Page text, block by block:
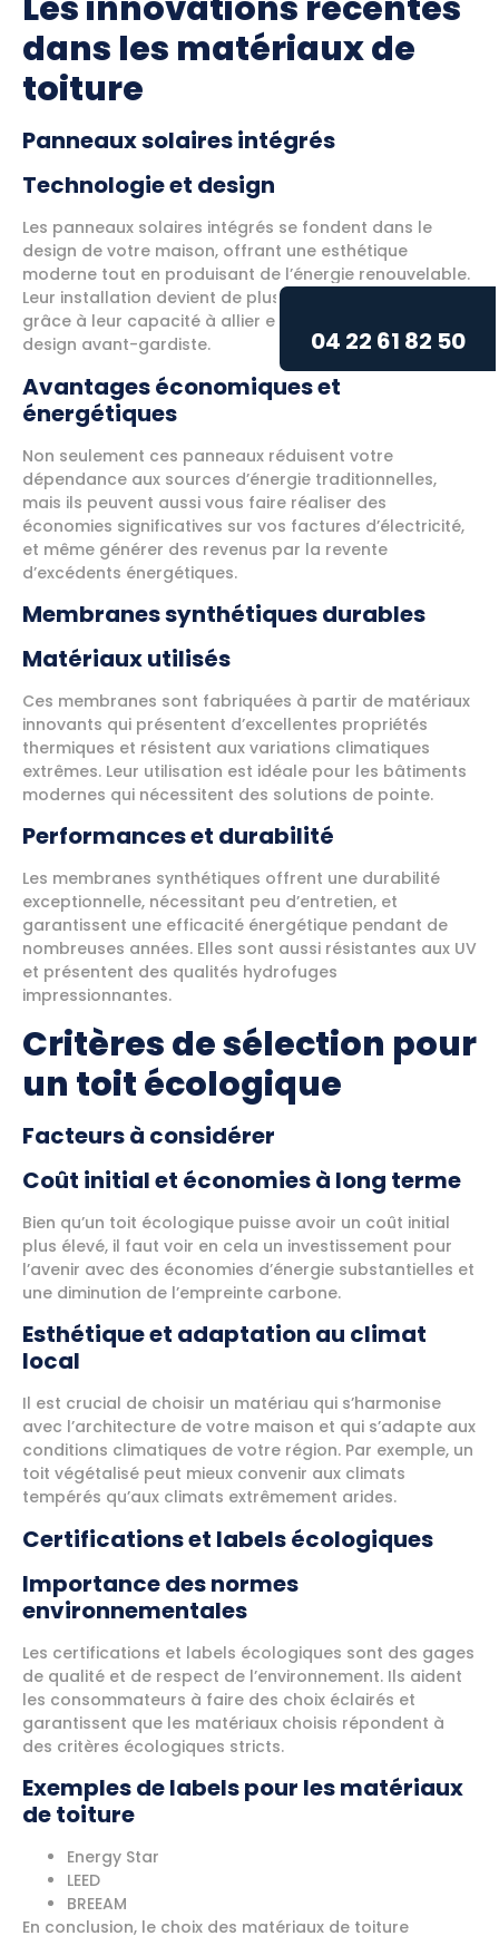
dans les matériaux de
toiture
Panneaux solaires intégrés
Technologie et design
Les panneaux solaires intégrés se fondent dans le
design de votre maison, offrant une esthétique
moderne tout en produisant de l’énergie renouvelable.
Leur installation devient de plus en plus commune
grâce à leur capacité à allier efficacité énergétique et
design avant-gardiste.
Avantages économiques et
énergétiques
Non seulement ces panneaux réduisent votre
dépendance aux sources d’énergie traditionnelles,
mais ils peuvent aussi vous faire réaliser des
économies significatives sur vos factures d’électricité,
et même générer des revenus par la revente
d’excédents énergétiques.
Membranes synthétiques durables
Matériaux utilisés
Ces membranes sont fabriquées à partir de matériaux
innovants qui présentent d’excellentes propriétés
thermiques et résistent aux variations climatiques
extrêmes. Leur utilisation est idéale pour les bâtiments
modernes qui nécessitent des solutions de pointe.
Performances et durabilité
Les membranes synthétiques offrent une durabilité
exceptionnelle, nécessitant peu d’entretien, et
garantissent une efficacité énergétique pendant de
nombreuses années. Elles sont aussi résistantes aux UV
et présentent des qualités hydrofuges
impressionnantes.
Critères de sélection pour
un toit écologique
Facteurs à considérer
Coût initial et économies à long terme
Bien qu’un toit écologique puisse avoir un coût initial
plus élevé, il faut voir en cela un investissement pour
l’avenir avec des économies d’énergie substantielles et
une diminution de l’empreinte carbone.
Esthétique et adaptation au climat
local
Il est crucial de choisir un matériau qui s’harmonise
avec l’architecture de votre maison et qui s’adapte aux
conditions climatiques de votre région. Par exemple, un
toit végétalisé peut mieux convenir aux climats
tempérés qu’aux climats extrêmement arides.
Certifications et labels écologiques
Importance des normes
environnementales
Les certifications et labels écologiques sont des gages
de qualité et de respect de l’environnement. Ils aident
les consommateurs à faire des choix éclairés et
garantissent que les matériaux choisis répondent à
des critères écologiques stricts.
Exemples de labels pour les matériaux
de toiture
Energy Star
LEED
BREEAM
En conclusion, le choix des matériaux de toiture
04 22 61 82 50